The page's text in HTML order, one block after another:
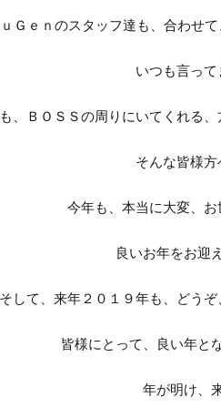
Ｇｅｎのスタッフ達も、合わせ
いつも言って
、ＢＯＳＳの周りにいてくれる、
そんな皆様方
今年も、本当に大変、お
良いお年をお迎
そして、来年２０１９年も、どうぞ
皆様にとって、良い年と
年が明け、